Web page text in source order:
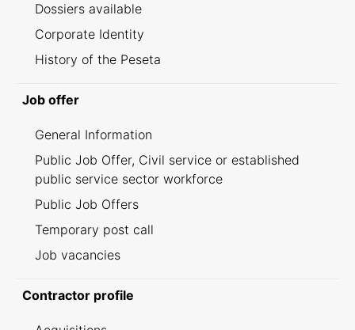
Dossiers available
Corporate Identity
History of the Peseta
Job offer
General Information
Public Job Offer, Civil service or established
public service sector workforce
Public Job Offers
Temporary post call
Job vacancies
Contractor profile